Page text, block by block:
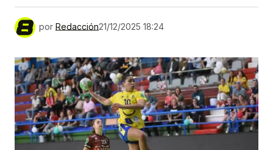
por Redacción21/12/2025 18:24